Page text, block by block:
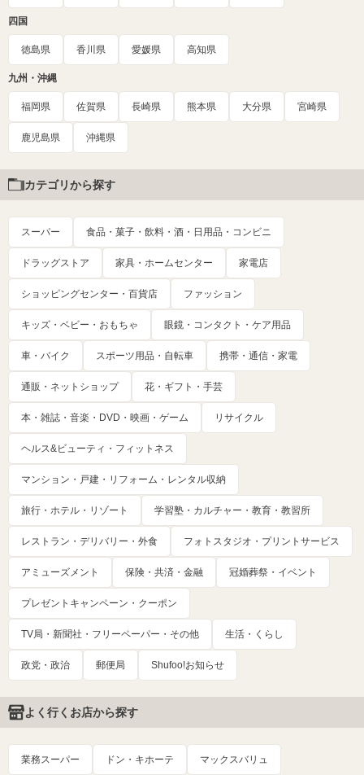
四国
徳島県 香川県 愛媛県 高知県
九州・沖縄
福岡県 佐賀県 長崎県 熊本県 大分県 宮崎県
鹿児島県 沖縄県
カテゴリから探す
スーパー 食品・菓子・飲料・酒・日用品・コンビニ
ドラッグストア 家具・ホームセンター 家電店
ショッピングセンター・百貨店 ファッション
キッズ・ベビー・おもちゃ 眼鏡・コンタクト・ケア用品
車・バイク スポーツ用品・自転車 携帯・通信・家電
通販・ネットショップ 花・ギフト・手芸
本・雑誌・音楽・DVD・映画・ゲーム リサイクル
ヘルス&ビューティ・フィットネス
マンション・戸建・リフォーム・レンタル収納
旅行・ホテル・リゾート 学習塾・カルチャー・教育・教習所
レストラン・デリバリー・外食 フォトスタジオ・プリントサービス
アミューズメント 保険・共済・金融 冠婚葬祭・イベント
プレゼントキャンペーン・クーポン
TV局・新聞社・フリーペーパー・その他 生活・くらし
政党・政治 郵便局 Shufoo!お知らせ
よく行くお店から探す
業務スーパー ドン・キホーテ マックスバリュ